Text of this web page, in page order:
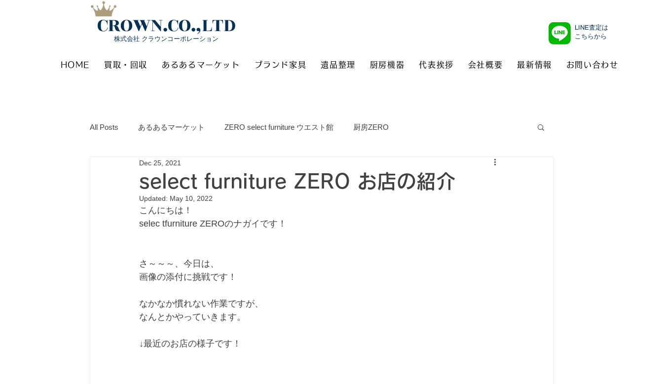
CROWN.CO.,LTD
株式会社 クラウンコーポレーション
LINE査定は
こちらから
HOME 買取・回収 あるあるマーケット ブランド家具 遺品整理 厨房機器 代表挨拶 会社概要 最新情報 お問い合わせ
All Posts あるあるマーケット ZERO select furniture ウエスト館 厨房ZERO
select furniture ZERO お店の紹介
Dec 25, 2021
Updated: May 10, 2022
こんにちは！
selec tfurniture ZEROのナガイです！
さ～～～、今日は、
画像の添付に挑戦です！
なかなか慣れない作業ですが、
なんとかやっていきます。
↓最近のお店の様子です！